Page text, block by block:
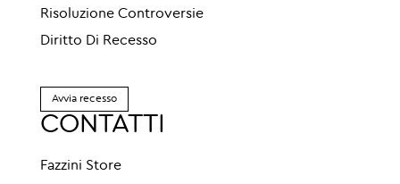
Risoluzione Controversie
Diritto Di Recesso
Avvia recesso
CONTATTI
Fazzini Store